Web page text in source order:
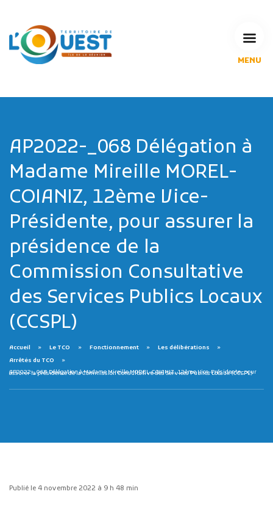
MENU
RECHERCHE
CALENDRIERS DE COLLECTE
Publicité des actes
AP2022-_068 Délégation à
Madame Mireille MOREL-
COIANIZ, 12ème Vice-
Présidente, pour assurer la
présidence de la
Commission Consultative
des Services Publics Locaux
(CCSPL)
Accueil Le TCO Fonctionnement
Les délibérations
Arrêtés du TCO
AP2022-_068 Délégation à Madame Mireille MOREL-COIANIZ, 12ème Vice-Présidente, pour assurer la présidence de la Commission Consultative des Services Publics Locaux (CCSPL)
Publié le 4 novembre 2022 à 9 h 48 min